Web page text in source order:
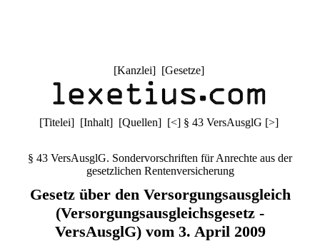
[Kanzlei] [Gesetze]
[Titelei] [Inhalt] [Quellen] [<] § 43 VersAusglG [>]
§ 43 VersAusglG. Sondervorschriften für Anrechte aus der
gesetzlichen Rentenversicherung
Gesetz über den Versorgungsausgleich
(Versorgungsausgleichsgesetz -
VersAusglG) vom 3. April 2009